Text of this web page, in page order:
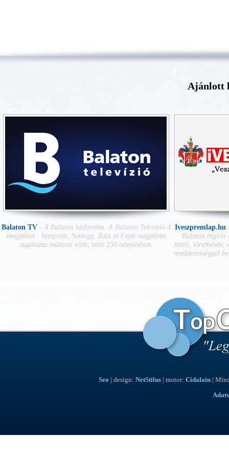
Ajánlott
Balaton TV - A Balaton hírforrása. A Balaton Televízió 4
megyében : Veszprém, Somogy, Zala és Fejér megyében
sugározza műsorát több, mint 250 településen.
Iveszpremlap.hu
Balaton régióit
híreit, történéseit,
rendszerességgel
Seo | design: NetStilus | motor: Cidalain |